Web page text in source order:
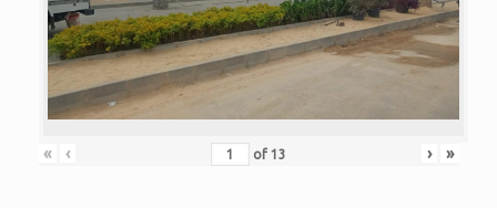
« ‹ of 13 › »